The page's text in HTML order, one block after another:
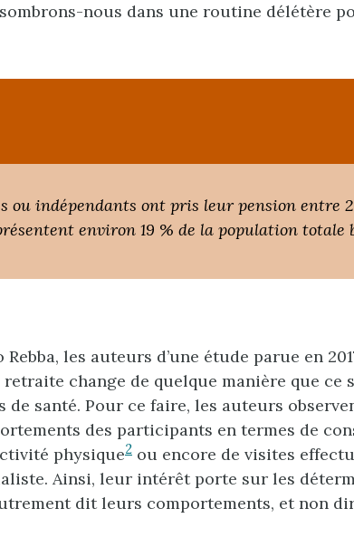
nous dans une routine délétère
ou indépendants ont pris leur pension entre
environ 19 % de la population totale
les auteurs d’une étude parue en
change de quelque manière que ce
santé. Pour ce faire, les auteurs
des participants en termes de
physique2 ou encore de visites
Ainsi, leur intérêt porte sur les
dit leurs comportements, et non